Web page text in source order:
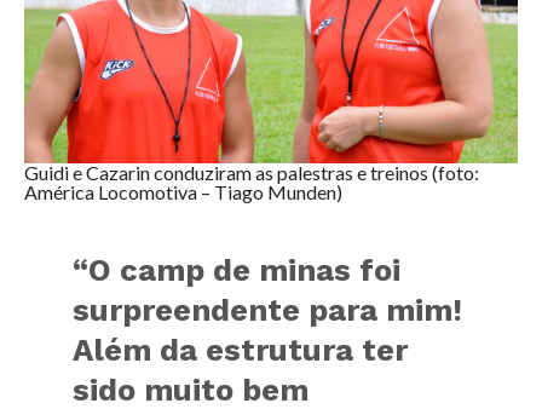
Guidi e Cazarin conduziram as palestras e treinos (foto:
América Locomotiva – Tiago Munden)
“O camp de minas foi
surpreendente para mim!
Além da estrutura ter
sido muito bem